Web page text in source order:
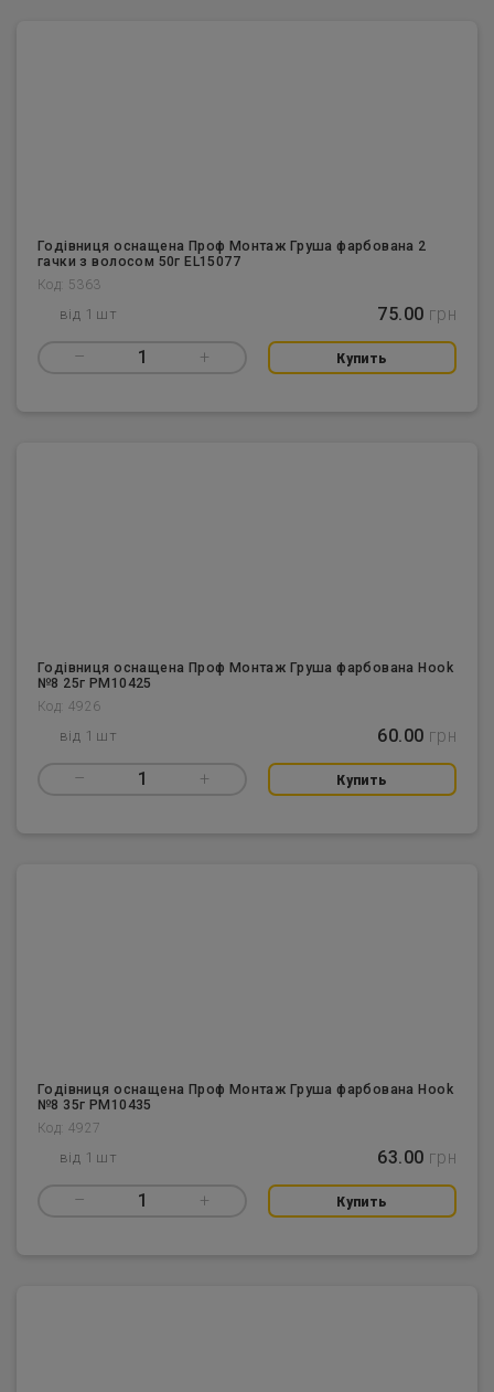
Годівниця оснащена Проф Монтаж Груша фарбована 2
гачки з волосом 50г EL15077
Код: 5363
від 1 шт 75.00 грн
– 1 + Купить
Годівниця оснащена Проф Монтаж Груша фарбована Hook
№8 25г PM10425
Код: 4926
від 1 шт 60.00 грн
– 1 + Купить
Годівниця оснащена Проф Монтаж Груша фарбована Hook
№8 35г PM10435
Код: 4927
від 1 шт 63.00 грн
– 1 + Купить